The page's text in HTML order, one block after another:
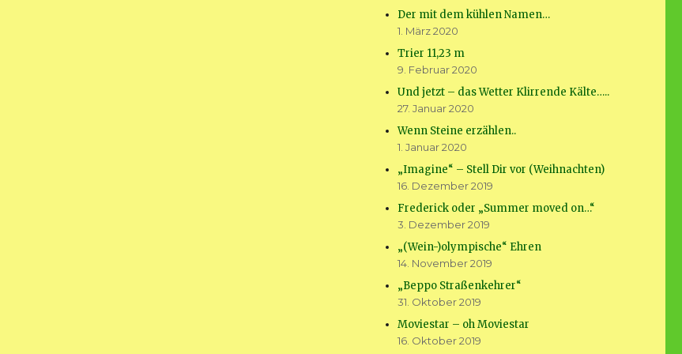
Der mit dem kühlen Namen…
1. März 2020
Trier 11,23 m
9. Februar 2020
Und jetzt – das Wetter Klirrende Kälte…..
27. Januar 2020
Wenn Steine erzählen..
1. Januar 2020
„Imagine“ – Stell Dir vor (Weihnachten)
16. Dezember 2019
Frederick oder „Summer moved on…“
3. Dezember 2019
„(Wein-)olympische“ Ehren
14. November 2019
„Beppo Straßenkehrer“
31. Oktober 2019
Moviestar – oh Moviestar
16. Oktober 2019